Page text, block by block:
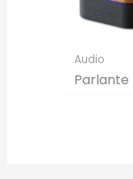
Audio
Parlante